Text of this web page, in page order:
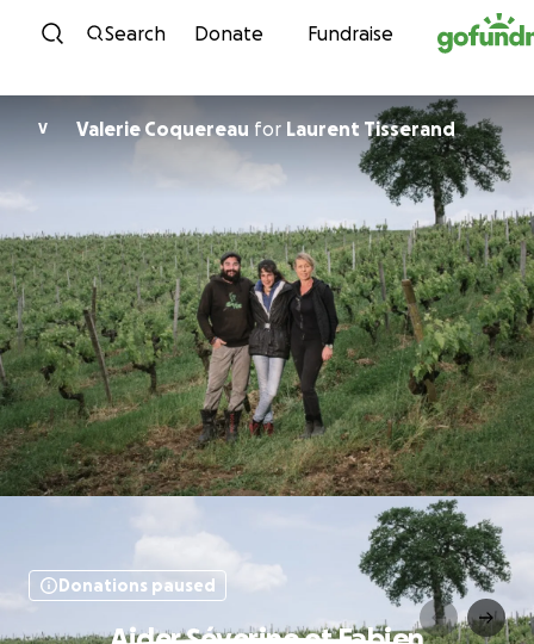
Skip to content
Search Donate Fundraise
V Valerie Coquereau for Laurent Tisserand
Donations paused